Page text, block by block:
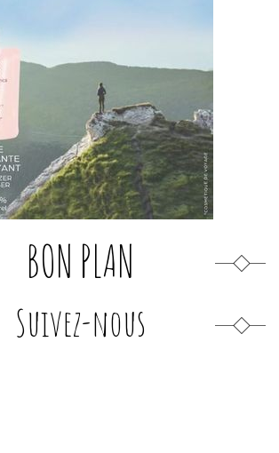
BON PLAN
Suivez-nous